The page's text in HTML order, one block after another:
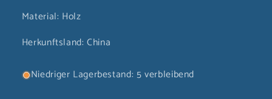
Material: Holz
Herkunftsland: China
Niedriger Lagerbestand: 5 verbleibend